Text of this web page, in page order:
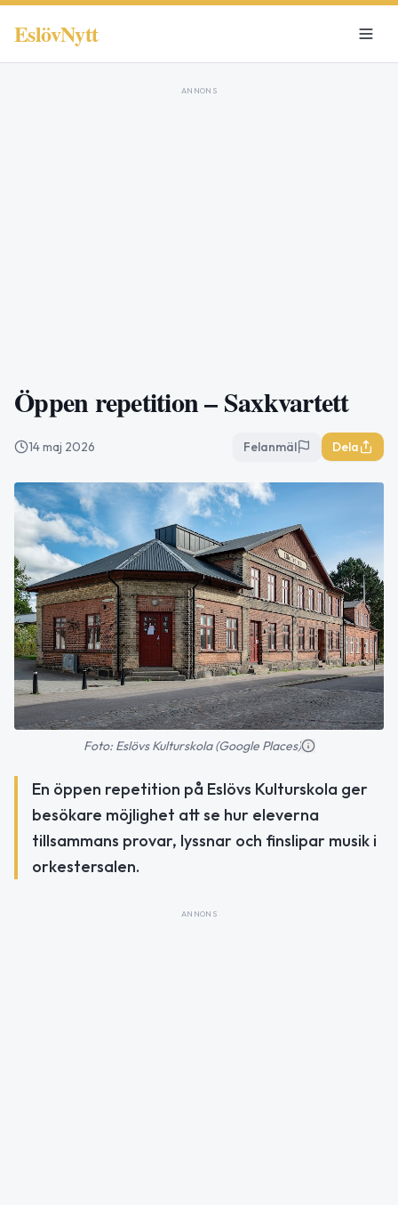
EslövNytt
ANNONS
Öppen repetition – Saxkvartett
14 maj 2026 Felanmäl Dela
Foto: Eslövs Kulturskola (Google Places)
En öppen repetition på Eslövs Kulturskola ger
besökare möjlighet att se hur eleverna
tillsammans provar, lyssnar och finslipar musik i
orkestersalen.
ANNONS